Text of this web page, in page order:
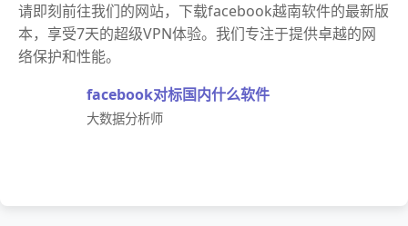
请即刻前往我们的网站，下载facebook越南软件的最新版
本，享受7天的超级VPN体验。我们专注于提供卓越的网
络保护和性能。
facebook对标国内什么软件
大数据分析师